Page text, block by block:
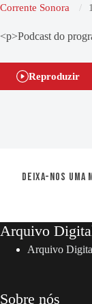
Corrente Sonora
<p>Podcast do
Reproduzir
Deixa-nos uma
Arquivo
Arquivo
Sobre nós